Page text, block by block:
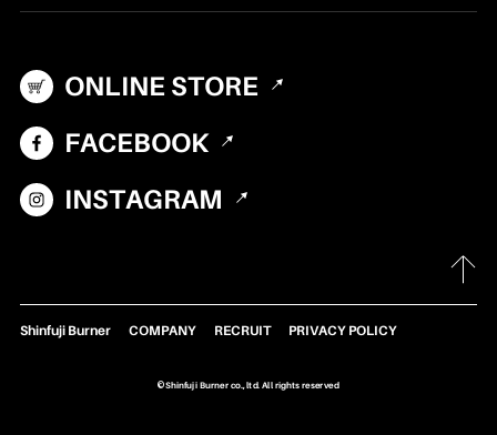
パーツ・部品ONLINE STORE
FACEBOOK
INSTAGRAM
Shinfuji Burner COMPANY RECRUIT PRIVACY POLICY
©Shinfuji Burner co., ltd. All rights reserved